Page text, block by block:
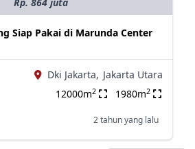
Siap Pakai di Marunda Center
Dki Jakarta, Jakarta Utara
12000m2 1980m2
2 tahun yang lalu